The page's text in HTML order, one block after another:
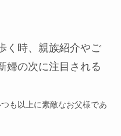
く時、親族紹介やご
婦の次に注目される
も以上に素敵なお父様であ